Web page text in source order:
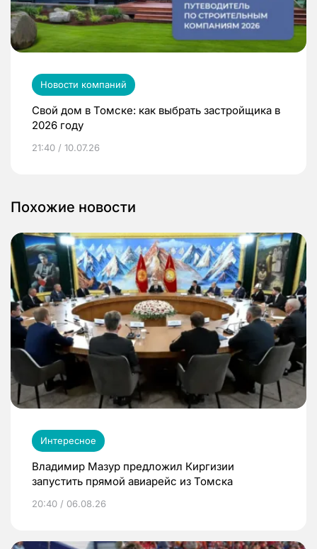
Новости компаний
Свой дом в Томске: как выбрать застройщика в
2026 году
21:40 / 10.07.26
Похожие новости
Интересное
Владимир Мазур предложил Киргизии
запустить прямой авиарейс из Томска
20:40 / 06.08.26